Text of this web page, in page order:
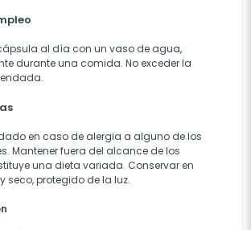
al día con un vaso de agua,
durante una comida. No exceder la
en caso de alergia a alguno de los
Mantener fuera del alcance de los
una dieta variada. Conservar en
seco, protegido de la luz.